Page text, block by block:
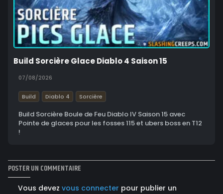
Build Sorcière Glace Diablo 4 Saison 15
07/08/2026
Build Diablo 4 Sorcière
Build Sorcière Boule de Feu Diablo IV Saison 15 avec
Pointe de glaces pour les fosses 115 et ubers boss en T12
!
POSTER UN COMMENTAIRE
Vous devez vous connecter pour publier un